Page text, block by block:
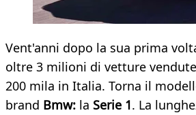
Vent'anni dopo la sua prima
oltre 3 milioni di vetture
200 mila in Italia. Torna il
brand Bmw: la Serie 1. La